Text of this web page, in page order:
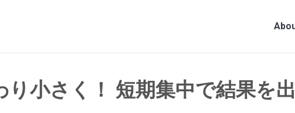
り小さく！ 短期集中で結果を